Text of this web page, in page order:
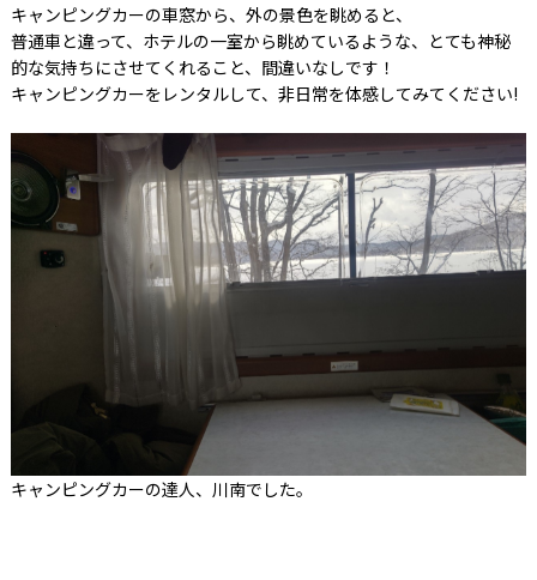
キャンピングカーの車窓から、外の景色を眺めると、
普通車と違って、ホテルの一室から眺めているような、とても神秘
的な気持ちにさせてくれること、間違いなしです！
キャンピングカーをレンタルして、非日常を体感してみてください!
キャンピングカーの達人、川南でした。